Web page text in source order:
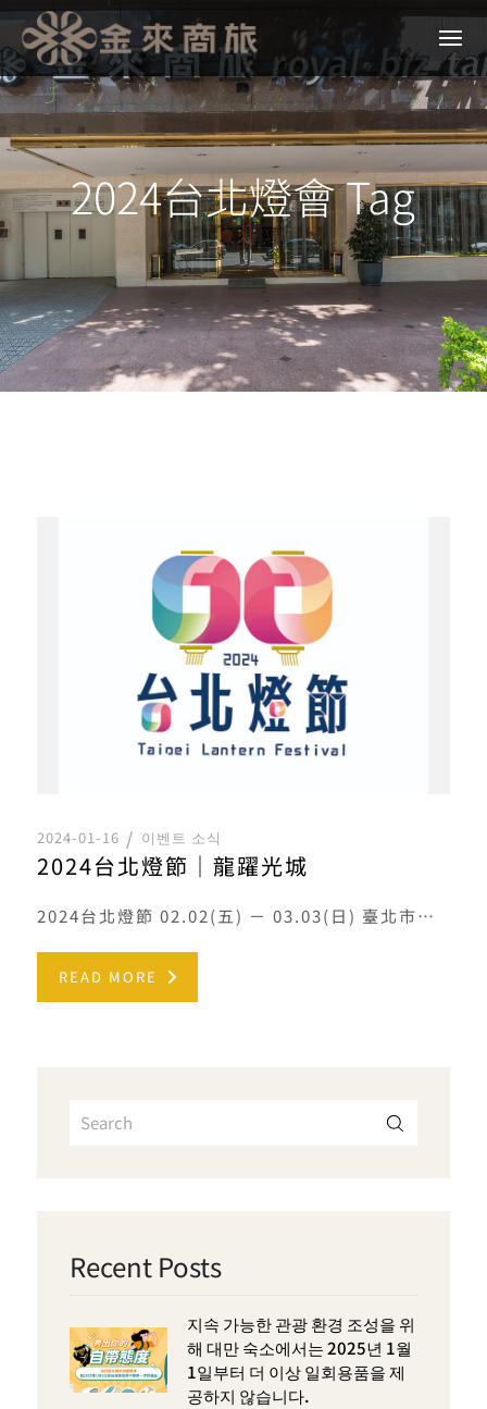
2024台北燈會 Tag
2024-01-16 이벤트 소식
2024台北燈節｜龍躍光城
2024台北燈節 02.02(五) － 03.03(日) 臺北市政府觀光傳播局自2017年舉辦「台北燈節」以來 […]
READ MORE
Recent Posts
지속 가능한 관광 환경 조성을 위
해 대만 숙소에서는 2025년 1월
1일부터 더 이상 일회용품을 제
공하지 않습니다.